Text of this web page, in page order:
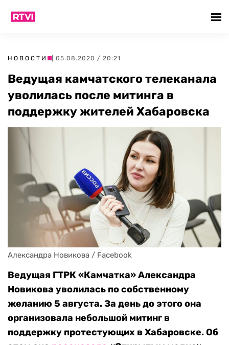
НОВОСТИ | 05.08.2020 / 20:21
Ведущая камчатского телеканала
уволилась после митинга в
поддержку жителей Хабаровска
Александра Новикова / Facebook
Ведущая ГТРК «Камчатка» Александра
Новикова уволилась по собственному
желанию 5 августа. За день до этого она
организовала небольшой митинг в
поддержку протестующих в Хабаровске. Об